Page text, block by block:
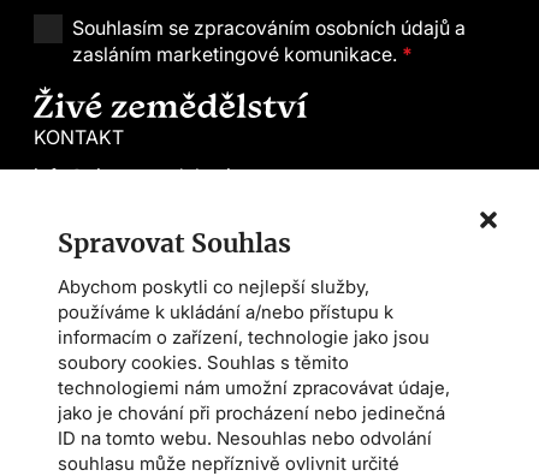
Spravovat Souhlas
Abychom poskytli co nejlepší služby,
používáme k ukládání a/nebo přístupu k
informacím o zařízení, technologie jako jsou
soubory cookies. Souhlas s těmito
technologiemi nám umožní zpracovávat údaje,
jako je chování při procházení nebo jedinečná
ID na tomto webu. Nesouhlas nebo odvolání
souhlasu může nepříznivě ovlivnit určité
KONTAKT
info@zivezemedelstvi.cz
Demeter CS
Farmářská škola
Asociace AMPI
Magazín
Kalendář akcí
Souhlasím se zpracováním osobních údajů a
zasláním marketingové komunikace. *